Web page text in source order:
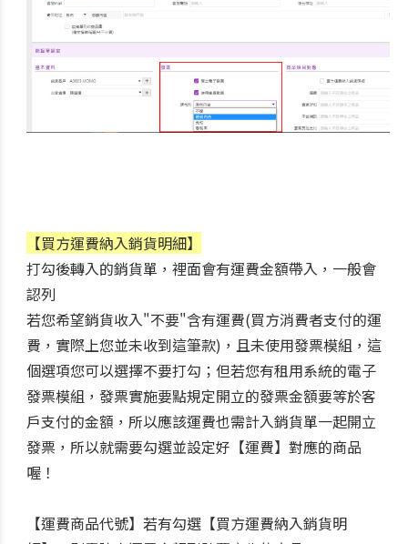
【買方運費納入銷貨明細】
打勾後轉入的銷貨單，裡面會有運費金額帶入，一般會
認列
若您希望銷貨收入"不要"含有運費(買方消費者支付的運
費，實際上您並未收到這筆款)，且未使用發票模組，這
個選項您可以選擇不要打勾；但若您有租用系統的電子
發票模組，發票實施要點規定開立的發票金額要等於客
戶支付的金額，所以應該運費也需計入銷貨單一起開立
發票，所以就需要勾選並設定好【運費】對應的商品
喔！
【運費商品代號】 若有勾選【買方運費納入銷貨明